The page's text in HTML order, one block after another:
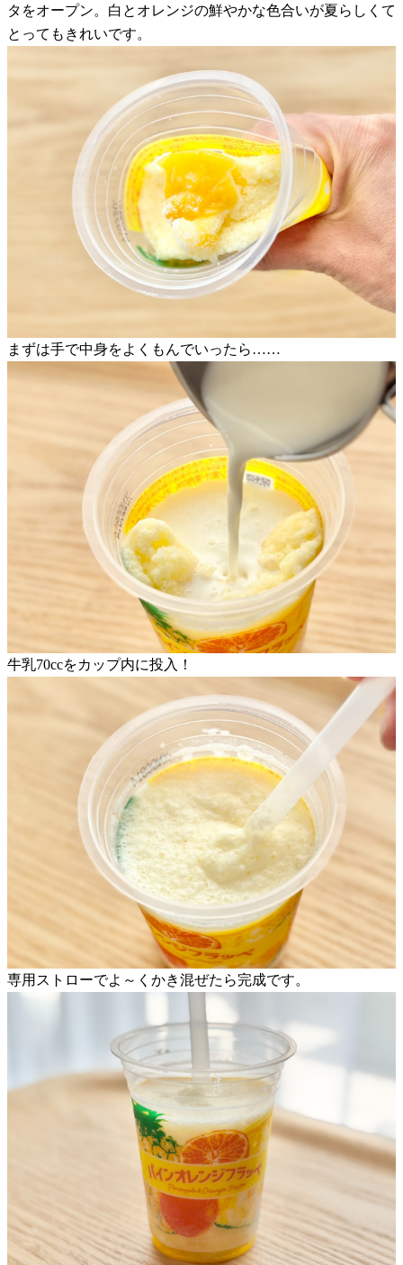
タをオープン。白とオレンジの鮮やかな色合いが夏らしくて
とってもきれいです。
まずは手で中身をよくもんでいったら……
牛乳70ccをカップ内に投入！
専用ストローでよ～くかき混ぜたら完成です。